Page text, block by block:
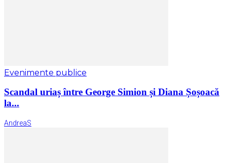
Evenimente publice
Scandal uriaș între George Simion și Diana Șoșoacă
la...
AndreaS